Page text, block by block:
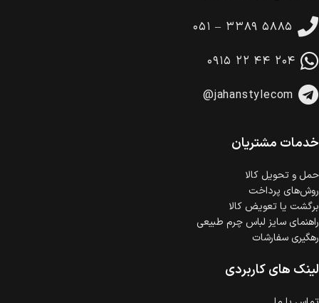
در هنگام خرید محصول، امکان انتخاب پرداخت در محل
وجود دارد.
خرید اقساطی با شرایط آسان و بدون ضامن امکان‌پذیر
است.
گارانتی معتبر برای تمامی محصولات ارائه می‌شود.
۰۵۱ – ۳۳۸۹ ۵۸۸۵
۰۹۱۵ ۲۲ ۴۴ ۲۰۴
@jahanstylecom
خدمات مشتریان
حمل‌ و تحویل کالا
روش‌های پرداخت
برگشت یا تعویض کالا
راهنمای سایز لباس چرم طبیعی
رهگیری سفارشات
لینک های کاربردی